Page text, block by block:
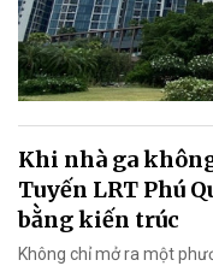
Khi nhà ga
Tuyến LRT Phú
bằng kiến trúc
Không chỉ mở ra một